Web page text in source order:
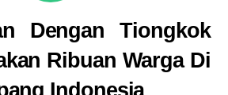
Dengan Tiongkok
Ribuan Warga Di
Indonesia